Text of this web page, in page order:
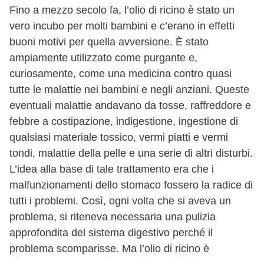
Fino a mezzo secolo fa, l’olio di ricino è stato un
vero incubo per molti bambini e c’erano in effetti
buoni motivi per quella avversione. È stato
ampiamente utilizzato come purgante e,
curiosamente, come una medicina contro quasi
tutte le malattie nei bambini e negli anziani. Queste
eventuali malattie andavano da tosse, raffreddore e
febbre a costipazione, indigestione, ingestione di
qualsiasi materiale tossico, vermi piatti e vermi
tondi, malattie della pelle e una serie di altri disturbi.
L’idea alla base di tale trattamento era che i
malfunzionamenti dello stomaco fossero la radice di
tutti i problemi. Così, ogni volta che si aveva un
problema, si riteneva necessaria una pulizia
approfondita del sistema digestivo perché il
problema scomparisse. Ma l’olio di ricino è